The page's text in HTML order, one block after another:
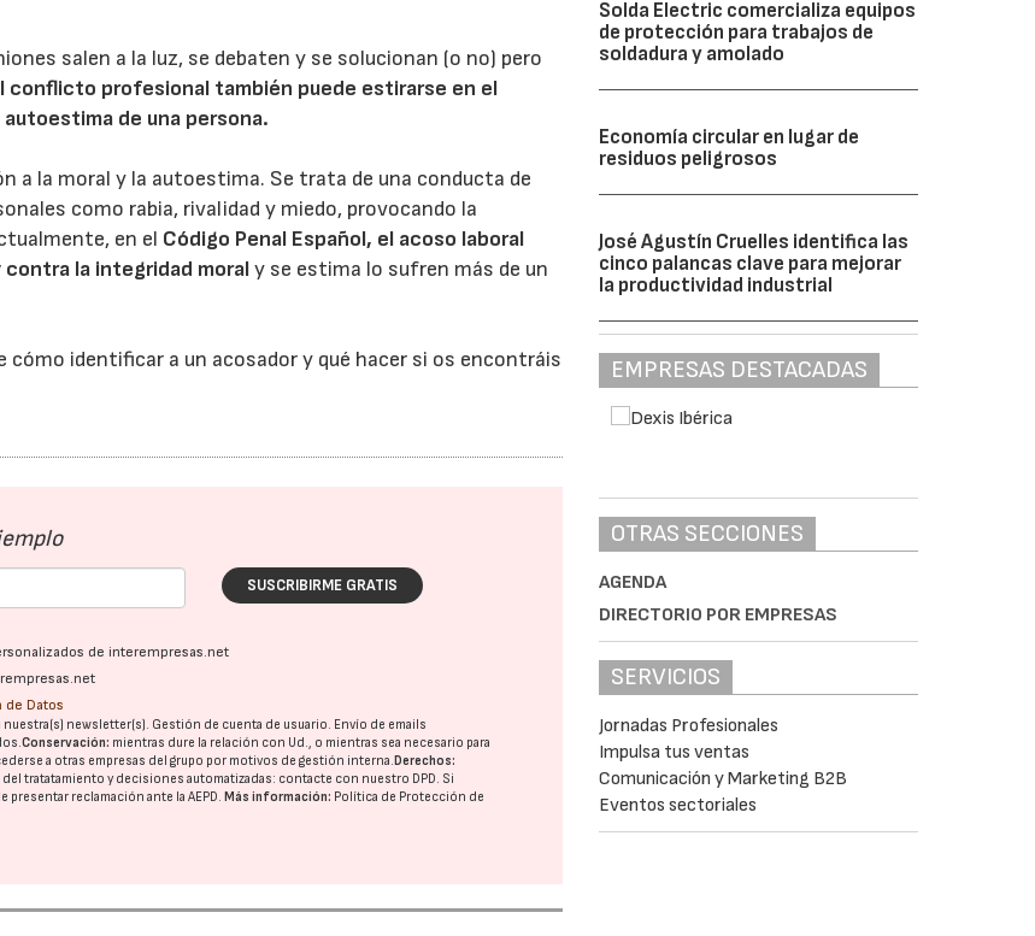
salen a la luz, se debaten y se solucionan (o no) pero
conflicto profesional también puede estirarse en el
de una persona.
a la moral y la autoestima. Se trata de una conducta de
como rabia, rivalidad y miedo, provocando la
en el Código Penal Español, el acoso laboral
la integridad moraly se estima lo sufren más de un
identificar a un acosador y qué hacer si os encontráis
SUSCRIBIRME GRATIS
de interempresas.net
de Datos
newsletter(s). Gestión de cuenta de usuario. Envío de emails
Conservación: mientras dure la relación con Ud., o mientras sea necesario para
a otras empresas del grupo por motivos de gestión interna.Derechos:
tratatamiento y decisiones automatizadas: contacte con nuestro DPD. Si
presentar reclamación ante laAEPD.Más información: Política de Protección de
Solda Electric comercializa equipos
de protección para trabajos de
soldadura y amolado
Economía circular en lugar de
residuos peligrosos
José Agustín Cruelles identifica las
cinco palancas clave para mejorar
la productividad industrial
EMPRESAS DESTACADAS
OTRAS SECCIONES
AGENDA
DIRECTORIO POR EMPRESAS
SERVICIOS
Jornadas Profesionales
Impulsa tus ventas
Comunicación y Marketing B2B
Eventos sectoriales